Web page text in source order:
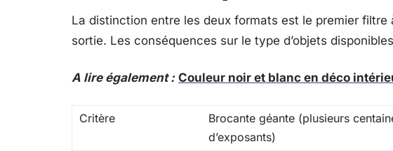
La distinction entre les deux formats est le premier
sortie. Les conséquences sur le type d’objets
A lire également : Couleur noir et blanc en déco
Critère
Brocante géante (plusieurs
d’exposants)